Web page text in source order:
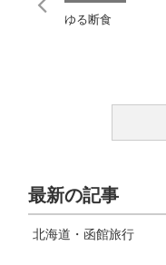
ゆる断食
最新の記事
北海道・函館旅行